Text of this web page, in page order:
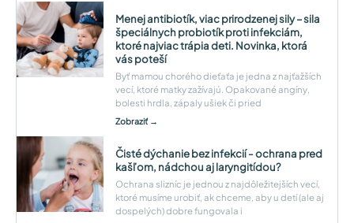
Menej antibiotík, viac prirodzenej sily – sila
špeciálnych probiotík proti infekciám,
ktoré najviac trápia deti. Novinka, ktorá
vás poteší
Byť mamou chorého dieťaťa je jedna z najťažších
vecí, ktoré matky zažívajú. Opakované angíny,
bolesti hrdla, zápaly ušiek či pried
Zobraziť →
Čisté dýchanie bez infekcií - ochrana pred
kašľom, nádchou aj laryngitídou?
Ochrana slizníc je jednou z najdôležitejších vecí,
ktoré musíme urobiť, ak chceme, aby u detí (ale aj
dospelých) dobre fungovala i